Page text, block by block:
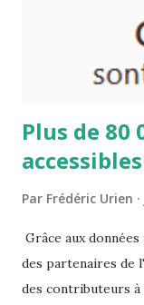
Plus de
Par Frédéric Urien
Grâce aux
des partenaires de
des contributeurs